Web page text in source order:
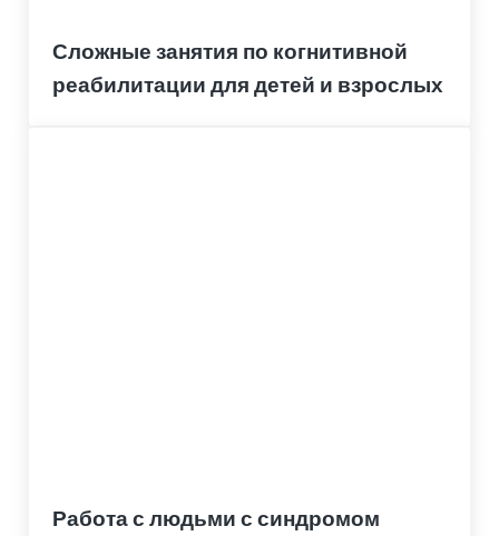
Сложные занятия по когнитивной
реабилитации для детей и взрослых
Работа с людьми с синдромом